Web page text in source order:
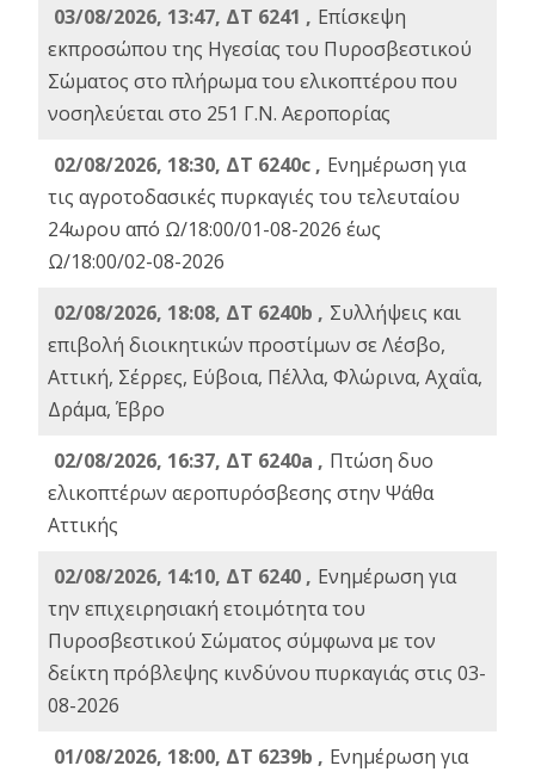
03/08/2026, 13:47, ΔΤ 6241 , Επίσκεψη
εκπροσώπου της Ηγεσίας του Πυροσβεστικού
Σώματος στο πλήρωμα του ελικοπτέρου που
νοσηλεύεται στο 251 Γ.Ν. Αεροπορίας
02/08/2026, 18:30, ΔΤ 6240c , Ενημέρωση για
τις αγροτοδασικές πυρκαγιές του τελευταίου
24ωρου από Ω/18:00/01-08-2026 έως
Ω/18:00/02-08-2026
02/08/2026, 18:08, ΔΤ 6240b , Συλλήψεις και
επιβολή διοικητικών προστίμων σε Λέσβο,
Αττική, Σέρρες, Εύβοια, Πέλλα, Φλώρινα, Αχαΐα,
Δράμα, Έβρο
02/08/2026, 16:37, ΔΤ 6240a , Πτώση δυο
ελικοπτέρων αεροπυρόσβεσης στην Ψάθα
Αττικής
02/08/2026, 14:10, ΔΤ 6240 , Ενημέρωση για
την επιχειρησιακή ετοιμότητα του
Πυροσβεστικού Σώματος σύμφωνα με τον
δείκτη πρόβλεψης κινδύνου πυρκαγιάς στις 03-
08-2026
01/08/2026, 18:00, ΔΤ 6239b , Ενημέρωση για